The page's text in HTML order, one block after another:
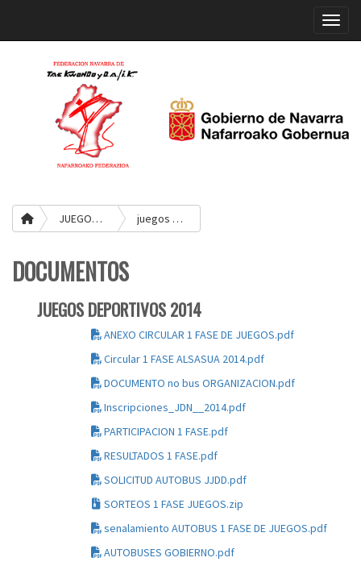
JUEGOS DEPORTIVOS juegos deportivos 2014
DOCUMENTOS
JUEGOS DEPORTIVOS 2014
ANEXO CIRCULAR 1 FASE DE JUEGOS.pdf
Circular 1 FASE ALSASUA 2014.pdf
DOCUMENTO no bus ORGANIZACION.pdf
Inscripciones_JDN__2014.pdf
PARTICIPACION 1 FASE.pdf
RESULTADOS 1 FASE.pdf
SOLICITUD AUTOBUS JJDD.pdf
SORTEOS 1 FASE JUEGOS.zip
senalamiento AUTOBUS 1 FASE DE JUEGOS.pdf
AUTOBUSES GOBIERNO.pdf